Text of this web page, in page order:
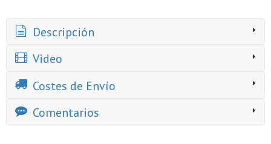
Descripción
Video
Costes de Envío
Comentarios